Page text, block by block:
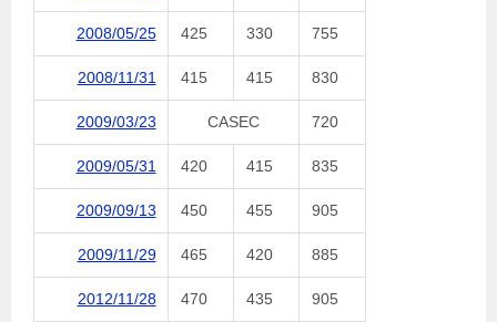
2008/05/25 425 330 755
2008/11/31 415 415 830
2009/03/23 CASEC 720
2009/05/31 420 415 835
2009/09/13 450 455 905
2009/11/29 465 420 885
2012/11/28 470 435 905